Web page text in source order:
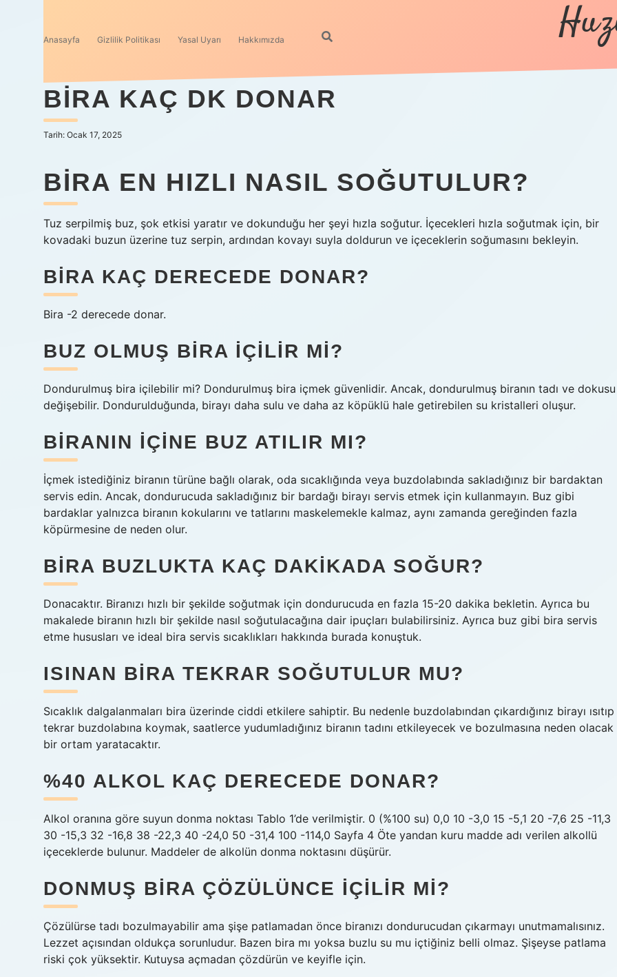
Anasayfa Gizlilik Politikası Yasal Uyarı Hakkımızda
BIRA KAÇ DK DONAR
Tarih: Ocak 17, 2025
BIRA EN HIZLI NASIL SOĞUTULUR?
Tuz serpilmiş buz, şok etkisi yaratır ve dokunduğu her şeyi hızla soğutur. İçecekleri hızla soğutmak için, bir
kovadaki buzun üzerine tuz serpin, ardından kovayı suyla doldurun ve içeceklerin soğumasını bekleyin.
BIRA KAÇ DERECEDE DONAR?
Bira -2 derecede donar.
BUZ OLMUŞ BIRA IÇILIR MI?
Dondurulmuş bira içilebilir mi? Dondurulmuş bira içmek güvenlidir. Ancak, dondurulmuş biranın tadı ve dokusu
değişebilir. Dondurulduğunda, birayı daha sulu ve daha az köpüklü hale getirebilen su kristalleri oluşur.
BIRANIN IÇINE BUZ ATILIR MI?
İçmek istediğiniz biranın türüne bağlı olarak, oda sıcaklığında veya buzdolabında sakladığınız bir bardaktan
servis edin. Ancak, dondurucuda sakladığınız bir bardağı birayı servis etmek için kullanmayın. Buz gibi
bardaklar yalnızca biranın kokularını ve tatlarını maskelemekle kalmaz, aynı zamanda gereğinden fazla
köpürmesine de neden olur.
BIRA BUZLUKTA KAÇ DAKIKADA SOĞUR?
Donacaktır. Biranızı hızlı bir şekilde soğutmak için dondurucuda en fazla 15-20 dakika bekletin. Ayrıca bu
makalede biranın hızlı bir şekilde nasıl soğutulacağına dair ipuçları bulabilirsiniz. Ayrıca buz gibi bira servis
etme hususları ve ideal bira servis sıcaklıkları hakkında burada konuştuk.
ISINAN BIRA TEKRAR SOĞUTULUR MU?
Sıcaklık dalgalanmaları bira üzerinde ciddi etkilere sahiptir. Bu nedenle buzdolabından çıkardığınız birayı ısıtıp
tekrar buzdolabına koymak, saatlerce yudumladığınız biranın tadını etkileyecek ve bozulmasına neden olacak
bir ortam yaratacaktır.
%40 ALKOL KAÇ DERECEDE DONAR?
Alkol oranına göre suyun donma noktası Tablo 1’de verilmiştir. 0 (%100 su) 0,0 10 -3,0 15 -5,1 20 -7,6 25 -11,3
30 -15,3 32 -16,8 38 -22,3 40 -24,0 50 -31,4 100 -114,0 Sayfa 4 Öte yandan kuru madde adı verilen alkollü
içeceklerde bulunur. Maddeler de alkolün donma noktasını düşürür.
DONMUŞ BIRA ÇÖZÜLÜNCE IÇILIR MI?
Çözülürse tadı bozulmayabilir ama şişe patlamadan önce biranızı dondurucudan çıkarmayı unutmamalısınız.
Lezzet açısından oldukça sorunludur. Bazen bira mı yoksa buzlu su mu içtiğiniz belli olmaz. Şişeyse patlama
riski çok yüksektir. Kutuysa açmadan çözdürün ve keyifle için.